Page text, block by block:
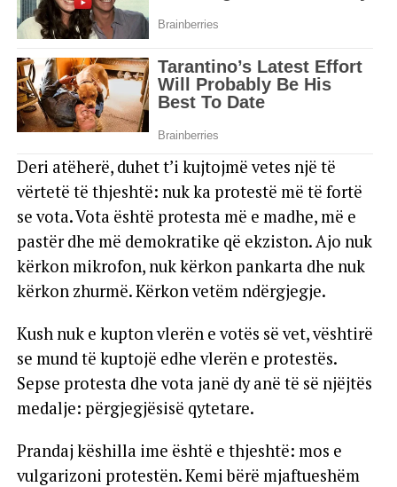
Deri atëherë, duhet t’i kujtojmë vetes një të
vërtetë të thjeshtë: nuk ka protestë më të fortë
se vota. Vota është protesta më e madhe, më e
pastër dhe më demokratike që ekziston. Ajo nuk
kërkon mikrofon, nuk kërkon pankarta dhe nuk
kërkon zhurmë. Kërkon vetëm ndërgjegje.
Kush nuk e kupton vlerën e votës së vet, vështirë
se mund të kuptojë edhe vlerën e protestës.
Sepse protesta dhe vota janë dy anë të së njëjtës
medalje: përgjegjësisë qytetare.
Prandaj këshilla ime është e thjeshtë: mos e
vulgarizoni protestën. Kemi bërë mjaftueshëm